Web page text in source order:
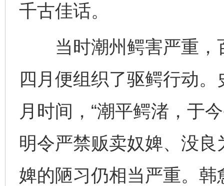
千古佳话。
当时潮州鳄害严重，
四月便组织了驱鳄行动
月时间，“潮平鳄渚，于
明令严禁贩卖奴婢、没
婢的陋习仍相当严重。